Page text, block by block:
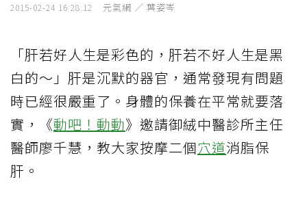
2015-02-24 16:28:12 元氣網 ／ 葉姿岑
「肝若好人生是彩色的，肝若不好人生是黑
白的～」肝是沉默的器官，通常發現有問題
時已經很嚴重了。身體的保養在平常就要落
實，《動吧！動動》邀請御絨中醫診所主任
醫師廖千慧，教大家按摩二個穴道消脂保
肝。